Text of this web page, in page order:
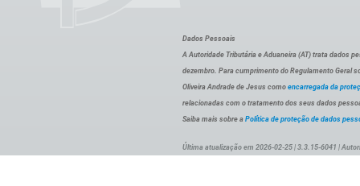
Dados Pessoais
A Autoridade Tributária e Aduaneira (AT) trata dados
dezembro. Para cumprimento do Regulamento Geral
Oliveira Andrade de Jesus como encarregada da
relacionadas com o tratamento dos seus dados
Saiba mais sobre a Política de proteção de dados
Última atualização em 2026-02-25 | 3.3.15-6041 |